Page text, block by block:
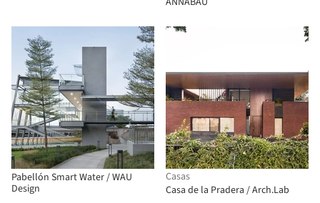
Pabellón Smart Water / WAU
Design
Casas
Casa de la Pradera / Arch.Lab